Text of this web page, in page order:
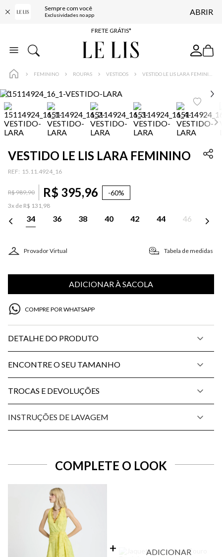
Sempre com você
Exclusividades no app ABRIR
ENTREGA EXPRESSA*
FRETE GRÁTIS*
BAIXE O APP
FEMININO ROUPAS VESTIDOS
VESTIDO LE LIS LARA FEMININO
: 15.11.4924_16
R$989,90 R$ 395,96 -60%
3x de R$ 131,98
34 36 38 40 42 44 46
Provador Virtual Tabela de medidas
ADICIONAR À SACOLA
COMPRE POR WHATSAPP
DETALHE DO PRODUTO
ENCONTRE O SEU TAMANHO
TROCAS E DEVOLUÇÕES
INSTRUÇÕES DE LAVAGEM
COMPLETE O LOOK
ADICIONAR